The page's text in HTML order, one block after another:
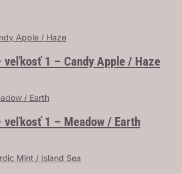
1 – Candy Apple / Haze
veľkosť 1 – Meadow / Earth